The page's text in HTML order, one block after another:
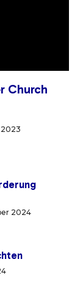
Church
2024